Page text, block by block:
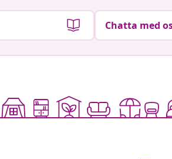
Chatta med